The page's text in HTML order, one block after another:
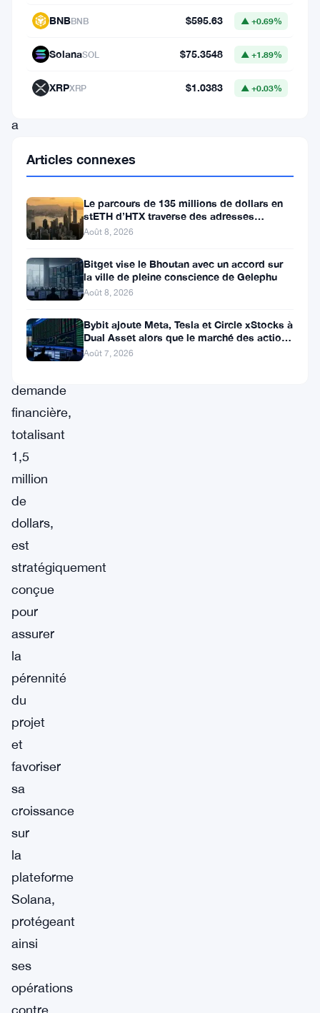
l’équipe
Peer
a
une
financement
communauté
Lido
DAO.
demande
financière,
totalisant
1,5
million
de
dollars,
est
stratégiquement
conçue
pour
assurer
la
pérennité
du
projet
et
favoriser
sa
croissance
sur
la
plateforme
Solana,
protégeant
ainsi
ses
opérations
contre
BNBBNB $595.63 ▲ +0.69%
SolanaSOL $75.3548 ▲ +1.89%
XRPXRP $1.0383 ▲ +0.03%
Articles connexes
Le parcours de 135 millions de dollars en
stETH d’HTX traverse des adresses
Poloniex
Août 8, 2026
Bitget vise le Bhoutan avec un accord sur
la ville de pleine conscience de Gelephu
Août 8, 2026
Bybit ajoute Meta, Tesla et Circle xStocks à
Dual Asset alors que le marché des actions
tokenisées atteint
Août 7, 2026